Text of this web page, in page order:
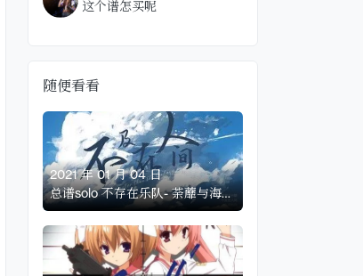
这个谱怎买呢
随便看看
2021 年 01 月 04 日
总谱solo 不存在乐队- 荼蘼与海棠
吉他扒谱